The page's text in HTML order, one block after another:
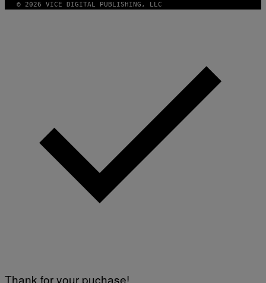
© 2026 VICE DIGITAL PUBLISHING, LLC
Thank for your puchase!